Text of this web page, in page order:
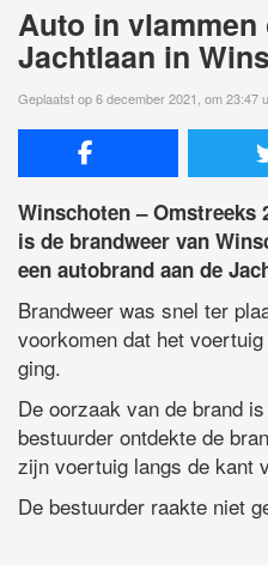
Auto in vlammen
Jachtlaan in
Geplaatst op 6 december 2021, om 23:47
Winschoten – Omstreeks
is de brandweer van
een autobrand aan de
Brandweer was snel ter
voorkomen dat het
ging.
De oorzaak van de brand
bestuurder ontdekte de
zijn voertuig langs de kant
De bestuurder raakte niet